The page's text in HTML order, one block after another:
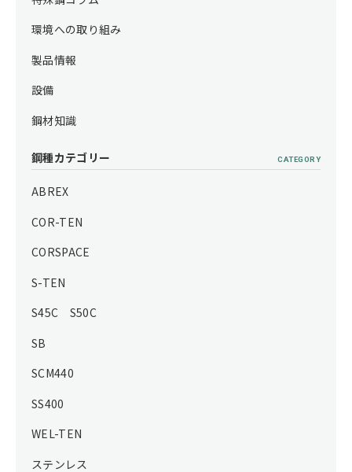
環境への取り組み
製品情報
設備
鋼材知識
鋼種カテゴリー CATEGORY
ABREX
COR-TEN
CORSPACE
S-TEN
S45C S50C
SB
SCM440
SS400
WEL-TEN
ステンレス